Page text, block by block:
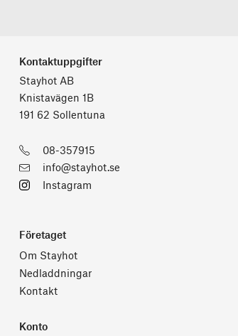
Kontaktuppgifter
Stayhot AB
Knistavägen 1B
191 62 Sollentuna
08-357915
info@stayhot.se
Instagram
Företaget
Om Stayhot
Nedladdningar
Kontakt
Konto